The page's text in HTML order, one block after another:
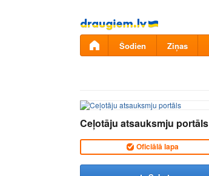
Pāriet
uz
saturu
Šodien Ziņas
Ceļotāju atsauksmju portāls
Oficiālā lapa